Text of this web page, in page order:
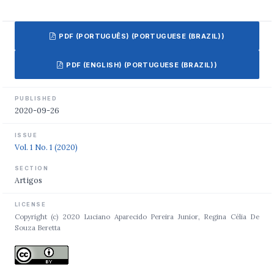
PDF (PORTUGUÊS) (PORTUGUESE (BRAZIL))
PDF (ENGLISH) (PORTUGUESE (BRAZIL))
PUBLISHED
2020-09-26
ISSUE
Vol. 1 No. 1 (2020)
SECTION
Artigos
LICENSE
Copyright (c) 2020 Luciano Aparecido Pereira Junior, Regina Célia De
Souza Beretta